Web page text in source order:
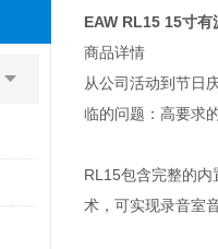
EAW RL15 15寸有
商品详情
从公司活动到节日
临的问题：高要求
RL15包含完整的
术，可实现录音室